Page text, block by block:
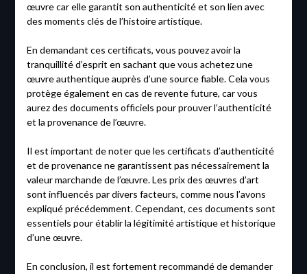
œuvre car elle garantit son authenticité et son lien avec
des moments clés de l’histoire artistique.
En demandant ces certificats, vous pouvez avoir la
tranquillité d’esprit en sachant que vous achetez une
œuvre authentique auprès d’une source fiable. Cela vous
protège également en cas de revente future, car vous
aurez des documents officiels pour prouver l’authenticité
et la provenance de l’œuvre.
Il est important de noter que les certificats d’authenticité
et de provenance ne garantissent pas nécessairement la
valeur marchande de l’œuvre. Les prix des œuvres d’art
sont influencés par divers facteurs, comme nous l’avons
expliqué précédemment. Cependant, ces documents sont
essentiels pour établir la légitimité artistique et historique
d’une œuvre.
En conclusion, il est fortement recommandé de demander